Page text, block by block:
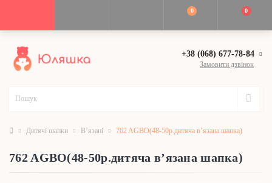
0 0
+38 (068) 677-78-84
Замовити дзвінок
Дитячі шапки В’язані 762 AGBO(48-50р.дитяча в’язана шапка)
762 AGBO(48-50р.дитяча в’язана шапка)